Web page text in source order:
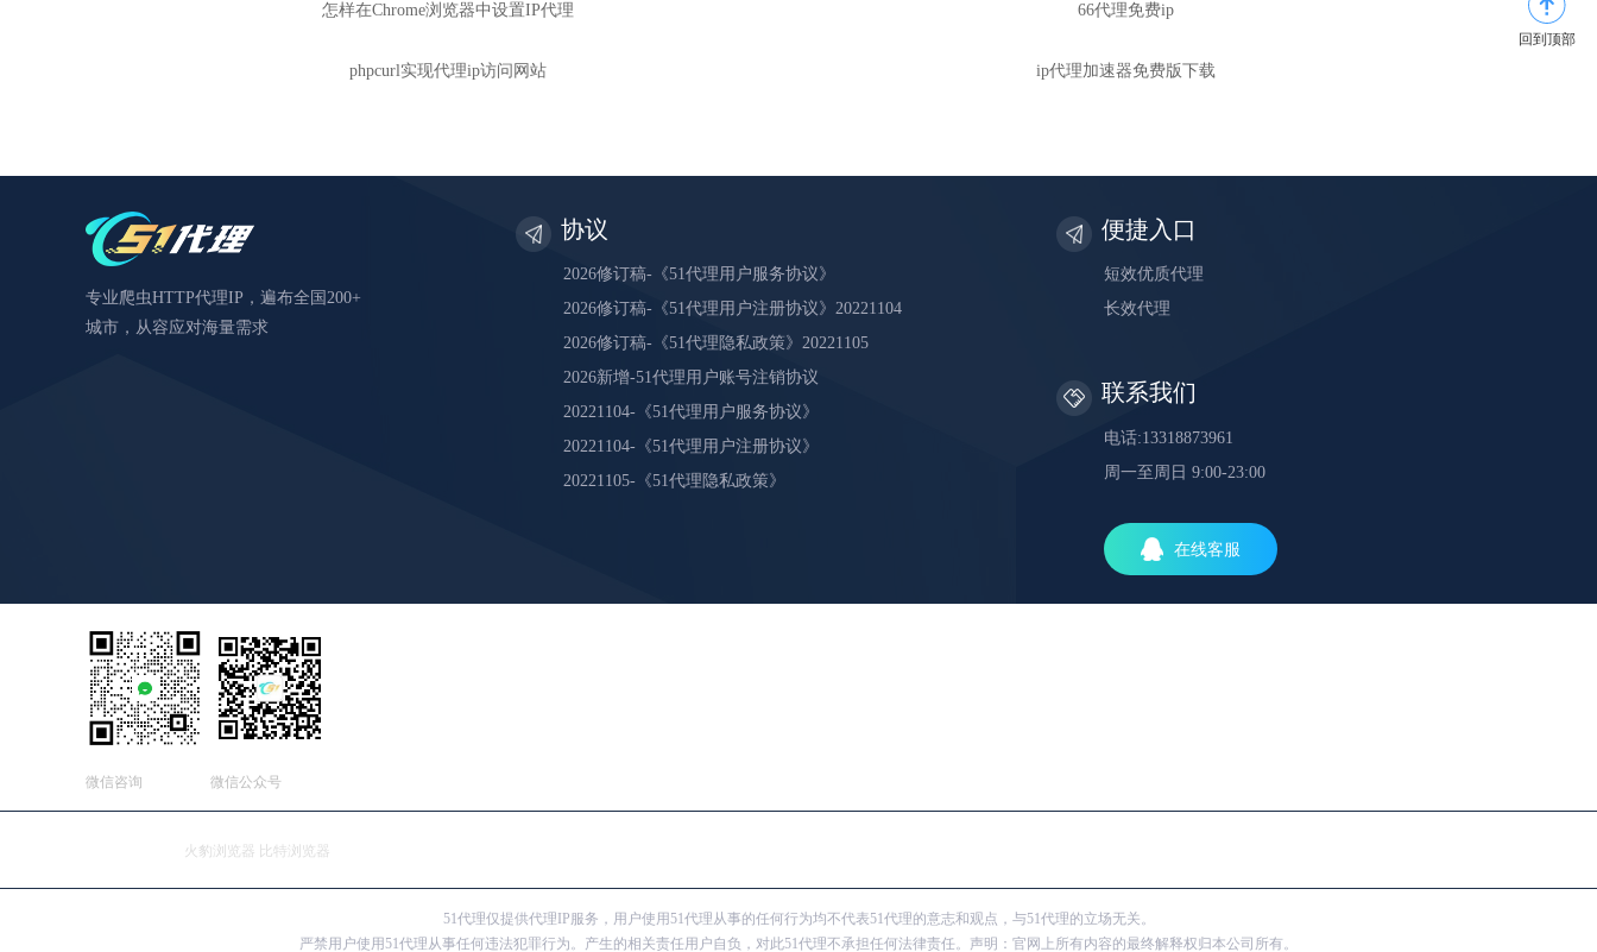
怎样在Chrome浏览器中设置IP代理 66代理免费ip
phpcurl实现代理ip访问网站 ip代理加速器免费版下载
回到顶部
专业爬虫HTTP代理IP，遍布全国200+
城市，从容应对海量需求
协议
2026修订稿-《51代理用户服务协议》
2026修订稿-《51代理用户注册协议》20221104
2026修订稿-《51代理隐私政策》20221105
2026新增-51代理用户账号注销协议
20221104-《51代理用户服务协议》
20221104-《51代理用户注册协议》
20221105-《51代理隐私政策》
便捷入口
短效优质代理
长效代理
联系我们
电话:13318873961
周一至周日 9:00-23:00
在线客服
微信咨询 微信公众号
火豹浏览器 比特浏览器
51代理仅提供代理IP服务，用户使用51代理从事的任何行为均不代表51代理的意志和观点，与51代理的立场无关。
严禁用户使用51代理从事任何违法犯罪行为。产生的相关责任用户自负，对此51代理不承担任何法律责任。声明：官网上所有内容的最终解释权归本公司所有。